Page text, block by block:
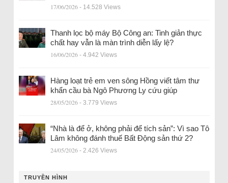
17/06/2026 - 14.528 Views
Thanh lọc bộ máy Bộ Công an: Tinh giản thực
chất hay vẫn là màn trình diễn lấy lệ?
16/06/2026 - 4.942 Views
Hàng loạt trẻ em ven sông Hồng viết tâm thư
khẩn cầu bà Ngô Phương Ly cứu giúp
28/05/2026 - 3.779 Views
“Nhà là để ở, không phải để tích sản”: Vì sao Tô
Lâm không đánh thuế Bất Động sản thứ 2?
24/05/2026 - 2.426 Views
TRUYỀN HÌNH